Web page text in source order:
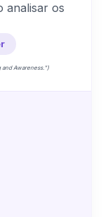
analisar os
Awareness.”)